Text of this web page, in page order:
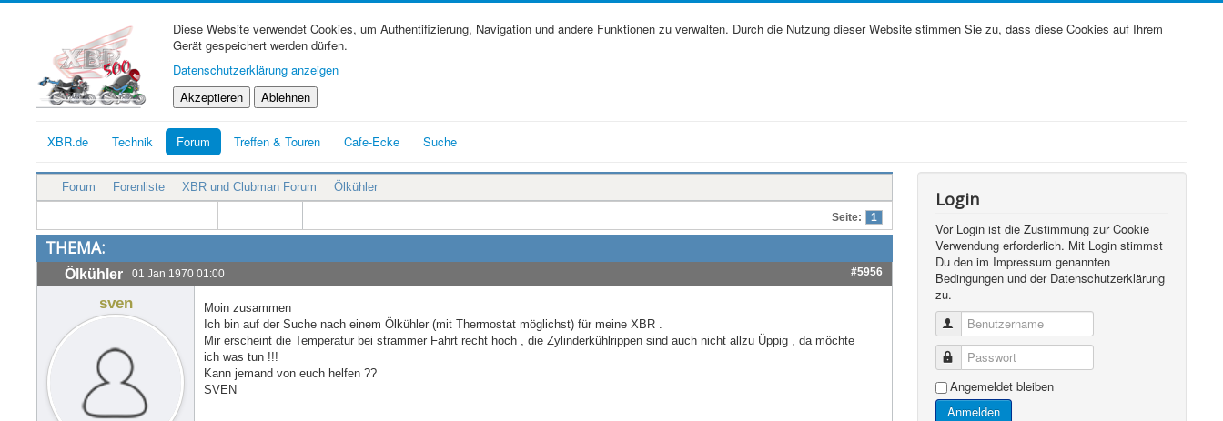
Diese Website verwendet Cookies, um Authentifizierung, Navigation und andere Funktionen zu verwalten. Durch die Nutzung dieser Website stimmen Sie zu, dass diese Cookies auf Ihrem
Gerät gespeichert werden dürfen.
Datenschutzerklärung anzeigen
Akzeptieren
Ablehnen
XBR.de Technik Forum Treffen & Touren Cafe-Ecke Suche
Forum Forenliste XBR und Clubman Forum Ölkühler
Seite: 1
THEMA:
Ölkühler 01 Jan 1970 01:00 #5956
sven
Moin zusammen
Ich bin auf der Suche nach einem Ölkühler (mit Thermostat möglichst) für meine XBR .
Mir erscheint die Temperatur bei strammer Fahrt recht hoch , die Zylinderkühlrippen sind auch nicht allzu Üppig , da möchte
ich was tun !!!
Kann jemand von euch helfen ??
SVEN
Login
Vor Login ist die Zustimmung zur Cookie
Verwendung erforderlich. Mit Login stimmst
Du den im Impressum genannten
Bedingungen und der Datenschutzerklärung
zu.
Benutzername
Passwort
Angemeldet bleiben
Anmelden